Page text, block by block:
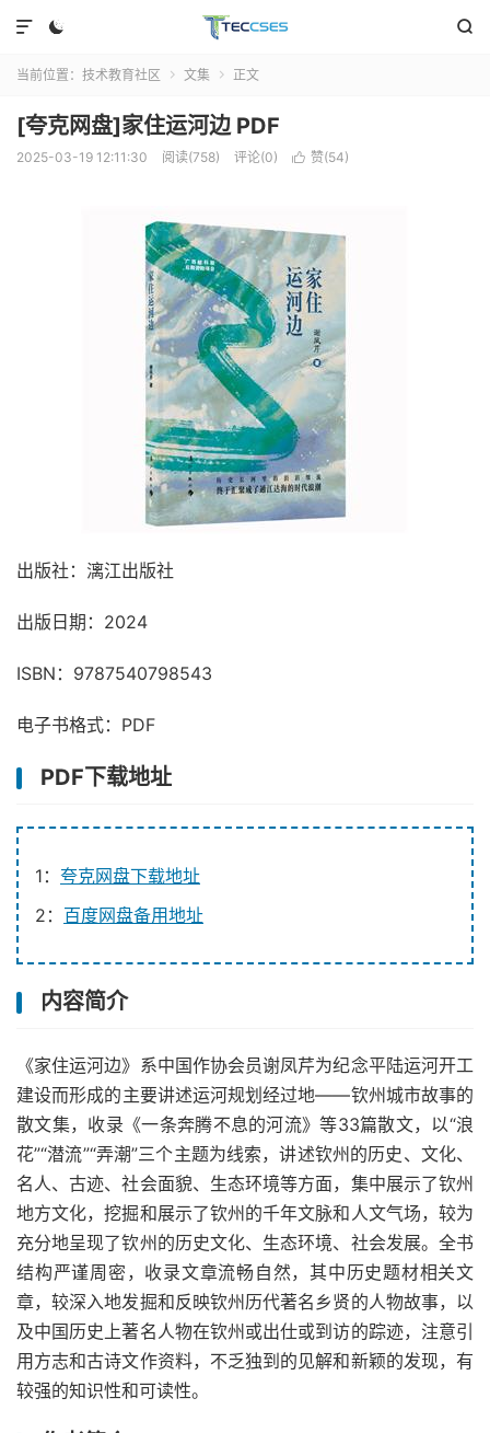
 

当前位置： 技术教育社区  文集  正文
[夸克网盘]家住运河边 PDF
2025-03-19 12:11:30 阅读(758) 评论(0)  赞(54)
出版社：漓江出版社
出版日期：2024
ISBN：9787540798543
电子书格式：PDF
PDF下载地址
1： 夸克网盘下载地址
2： 百度网盘备用地址
内容简介
《家住运河边》系中国作协会员谢凤芹为纪念平陆运河开工
建设而形成的主要讲述运河规划经过地——钦州城市故事的
散文集，收录《一条奔腾不息的河流》等33篇散文，以“浪
花”“潜流”“弄潮”三个主题为线索，讲述钦州的历史、文化、
名人、古迹、社会面貌、生态环境等方面，集中展示了钦州
地方文化，挖掘和展示了钦州的千年文脉和人文气场，较为
充分地呈现了钦州的历史文化、生态环境、社会发展。全书
结构严谨周密，收录文章流畅自然，其中历史题材相关文
章，较深入地发掘和反映钦州历代著名乡贤的人物故事，以
及中国历史上著名人物在钦州或出仕或到访的踪迹，注意引
用方志和古诗文作资料，不乏独到的见解和新颖的发现，有
较强的知识性和可读性。